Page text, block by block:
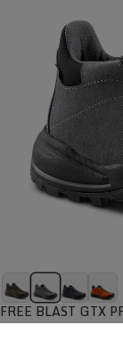
FREE BLAST GTX
oscuro